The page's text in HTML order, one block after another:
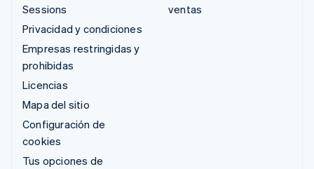
Sessions
Privacidad y condiciones
Empresas restringidas y
prohibidas
Licencias
Mapa del sitio
Configuración de
cookies
Tus opciones de
ventas